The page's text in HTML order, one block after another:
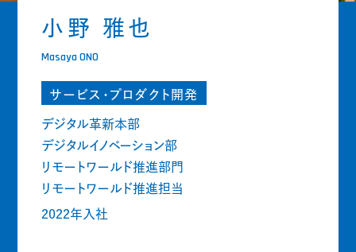
小野 雅也
Masaya ONO
サービス・プロダクト開発
デジタル革新本部
デジタルイノベーション部
リモートワールド推進部門
リモートワールド推進担当
2022年入社